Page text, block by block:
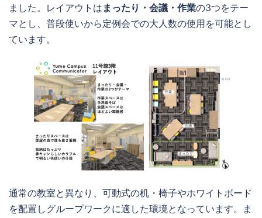
ました。レイアウトは まったり・会議・作業の3つをテー
マとし、普段使いから定例会での大人数の使用を可能とし
ています。
通常の教室と異なり、可動式の机・椅子やホワイトボード
を配置しグループワークに適した環境となっています。ま